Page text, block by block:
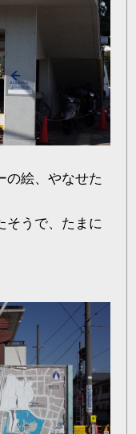
の絵、やなせた
そうで、たまに